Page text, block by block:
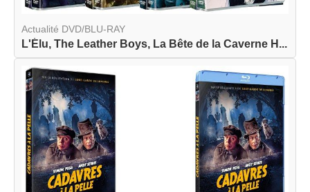
Actualité DVD/BLU-RAY
L'Élu, The Leather Boys, La Bête de la Caverne H...